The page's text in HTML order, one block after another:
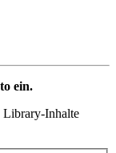
ein.
Library-Inhalte